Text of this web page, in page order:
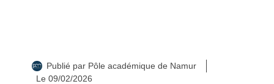
Publié par Pôle académique de Namur
Le 09/02/2026